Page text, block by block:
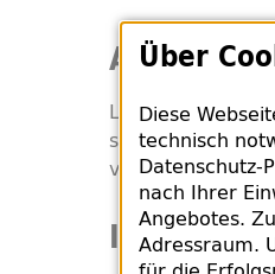
Literatur wird
sich aus. In
vorher
In
Über
Diese
technisch
Datenschutz-
nach Ihrer
Angebotes.
Adressraum.